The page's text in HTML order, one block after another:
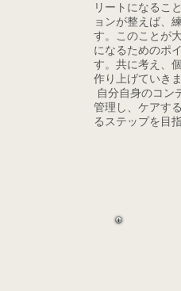
リートになるこ
ョンが整えば、
す。このことが
になるためのポ
す。共に考え、
作り上げていき
自分自身のコン
管理し、ケアす
るステップを目